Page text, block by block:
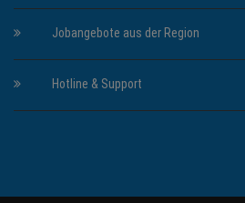
Jobangebote aus der Region
Hotline & Support